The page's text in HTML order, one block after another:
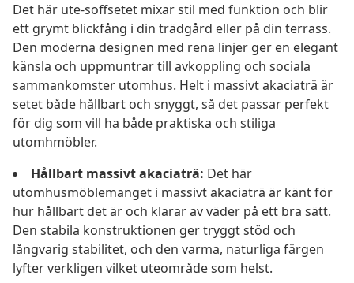
Det här ute-soffsetet mixar stil med funktion och blir
ett grymt blickfång i din trädgård eller på din terrass.
Den moderna designen med rena linjer ger en elegant
känsla och uppmuntrar till avkoppling och sociala
sammankomster utomhus. Helt i massivt akaciaträ är
setet både hållbart och snyggt, så det passar perfekt
för dig som vill ha både praktiska och stiliga
utomhmöbler.
Hållbart massivt akaciaträ: Det här
utomhusmöblemanget i massivt akaciaträ är känt för
hur hållbart det är och klarar av väder på ett bra sätt.
Den stabila konstruktionen ger tryggt stöd och
långvarig stabilitet, och den varma, naturliga färgen
lyfter verkligen vilket uteområde som helst.